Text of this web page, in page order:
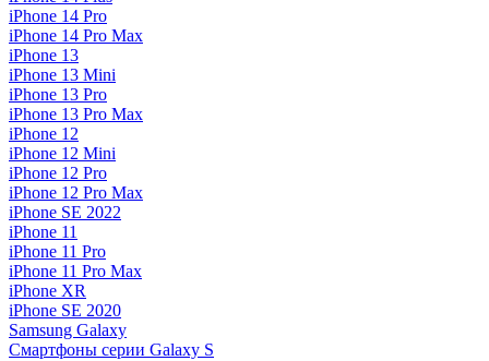
iPhone 14 Pro
iPhone 14 Pro Max
iPhone 13
iPhone 13 Mini
iPhone 13 Pro
iPhone 13 Pro Max
iPhone 12
iPhone 12 Mini
iPhone 12 Pro
iPhone 12 Pro Max
iPhone SE 2022
iPhone 11
iPhone 11 Pro
iPhone 11 Pro Max
iPhone XR
iPhone SE 2020
Samsung Galaxy
Смартфоны серии Galaxy S